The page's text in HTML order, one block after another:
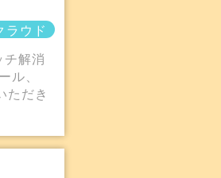
ラウド
解消
ル、
ただき